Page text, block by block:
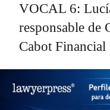
VOCAL 6:
responsable de
Cabot Financial